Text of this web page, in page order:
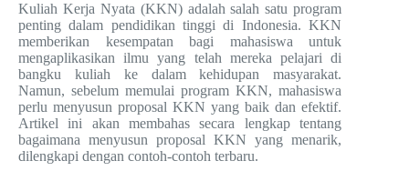
Kuliah Kerja Nyata (KKN) adalah salah satu program
penting dalam pendidikan tinggi di Indonesia. KKN
memberikan kesempatan bagi mahasiswa untuk
mengaplikasikan ilmu yang telah mereka pelajari di
bangku kuliah ke dalam kehidupan masyarakat.
Namun, sebelum memulai program KKN, mahasiswa
perlu menyusun proposal KKN yang baik dan efektif.
Artikel ini akan membahas secara lengkap tentang
bagaimana menyusun proposal KKN yang menarik,
dilengkapi dengan contoh-contoh terbaru.